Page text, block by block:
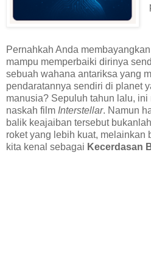
Pernahkah Anda
mampu memperbaiki dirinya
sebuah wahana antariksa yang
pendaratannya sendiri di planet
manusia? Sepuluh tahun lalu,
naskah film Interstellar. Namun
balik keajaiban tersebut
roket yang lebih kuat, melainkan
kita kenal sebagai Kecerdasan